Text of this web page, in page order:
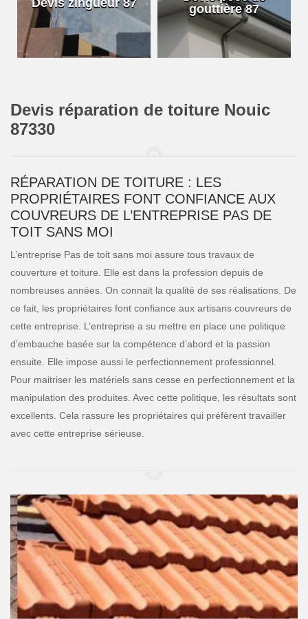
Devis zingueur 87
gouttière 87
Devis réparation de toiture Nouic
87330
RÉPARATION DE TOITURE : LES
PROPRIÉTAIRES FONT CONFIANCE AUX
COUVREURS DE L’ENTREPRISE PAS DE
TOIT SANS MOI
L’entreprise Pas de toit sans moi assure tous travaux de
couverture et toiture. Elle est dans la profession depuis de
nombreuses années. On connait la qualité de ses réalisations. De
ce fait, les propriétaires font confiance aux artisans couvreurs de
cette entreprise. L’entreprise a su mettre en place une politique
d’embauche basée sur la compétence d’abord et la passion
ensuite. Elle impose aussi le perfectionnement professionnel.
Pour maitriser les matériels sans cesse en perfectionnement et la
manipulation des produites. Avec cette politique, les résultats sont
excellents. Cela rassure les propriétaires qui préfèrent travailler
avec cette entreprise sérieuse.